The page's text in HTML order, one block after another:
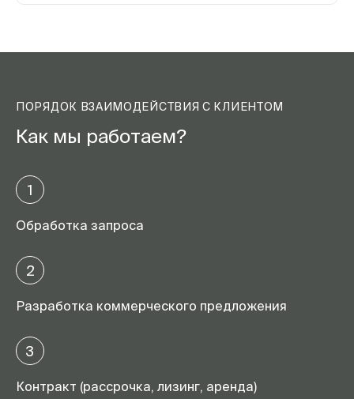
ПОРЯДОК ВЗАИМОДЕЙСТВИЯ С КЛИЕНТОМ
Как мы работаем?
1
Обработка запроса
2
Разработка коммерческого предложения
3
Контракт (рассрочка, лизинг, аренда)